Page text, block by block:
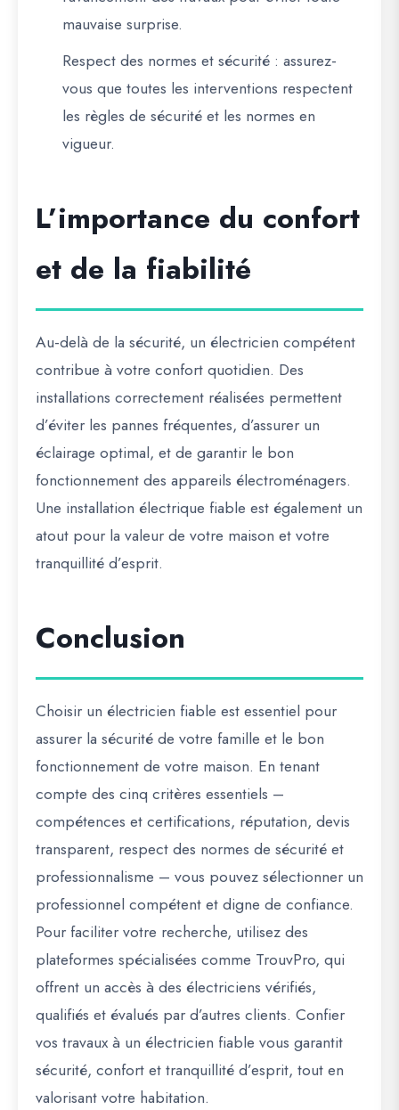
mauvaise surprise.
Respect des normes et sécurité : assurez-
vous que toutes les interventions respectent
les règles de sécurité et les normes en
vigueur.
L’importance du confort
et de la fiabilité
Au-delà de la sécurité, un électricien compétent
contribue à votre confort quotidien. Des
installations correctement réalisées permettent
d’éviter les pannes fréquentes, d’assurer un
éclairage optimal, et de garantir le bon
fonctionnement des appareils électroménagers.
Une installation électrique fiable est également un
atout pour la valeur de votre maison et votre
tranquillité d’esprit.
Conclusion
Choisir un électricien fiable est essentiel pour
assurer la sécurité de votre famille et le bon
fonctionnement de votre maison. En tenant
compte des cinq critères essentiels –
compétences et certifications, réputation, devis
transparent, respect des normes de sécurité et
professionnalisme – vous pouvez sélectionner un
professionnel compétent et digne de confiance.
Pour faciliter votre recherche, utilisez des
plateformes spécialisées comme TrouvPro, qui
offrent un accès à des électriciens vérifiés,
qualifiés et évalués par d’autres clients. Confier
vos travaux à un électricien fiable vous garantit
sécurité, confort et tranquillité d’esprit, tout en
valorisant votre habitation.